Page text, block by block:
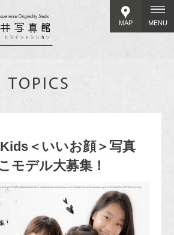
MAP MENU
TOPICS
＜いいお顔＞写真
デル大募集！